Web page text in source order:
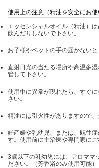
使用上の注意（精油を安全にお使
エッセンシャルオイル（精油）
飲んだりしないで下さい。
お子様やペットの手の届かないと
直射日光の当たる場所や高温多
管して下さい。
使用中に異常が現れたら、すぐ
さい。
精油には引火性がありますので
妊産婦や乳幼児、または、既往
す。使用前に主治医や専門家にご
3歳以下の乳幼児には、アロママ
ださい。（芳香浴のみ使用可能）